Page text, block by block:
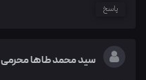
پاسخ
سید محمد طاها محرمی